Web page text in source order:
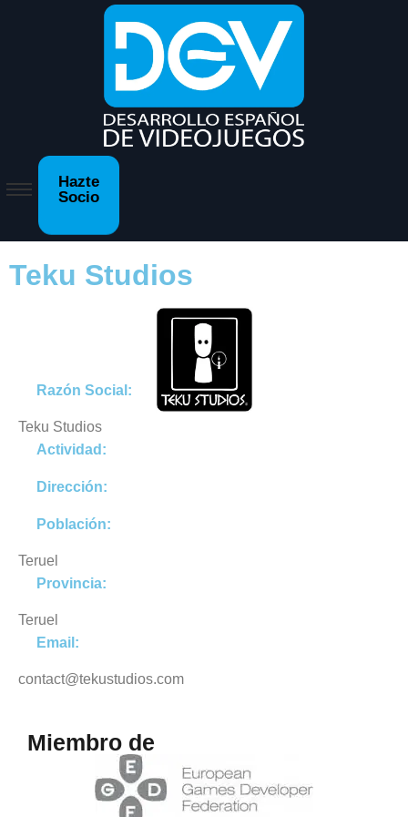
Hazte
Socio
Teku Studios
Razón Social:
Teku Studios
Actividad:
Dirección:
Población:
Teruel
Provincia:
Teruel
Email:
contact@tekustudios.com
Miembro de